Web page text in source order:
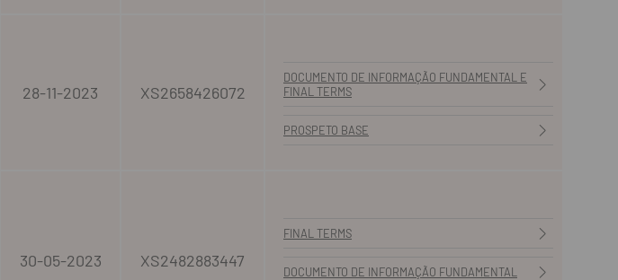
28-11-2023 XS2658426072
DOCUMENTO DE INFORMAÇÃO FUNDAMENTAL E
FINAL TERMS
PROSPETO BASE
30-05-2023 XS2482883447
FINAL TERMS
DOCUMENTO DE INFORMAÇÃO FUNDAMENTAL